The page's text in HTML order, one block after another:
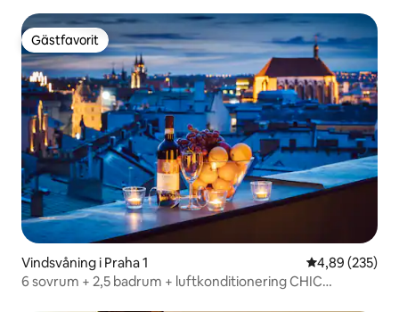
Gästfavorit
Gästfavorit
Vindsvåning i Praha 1 4,89 av 5 i
4,89 (235)
6 sovrum + 2,5 badrum + luftkonditionering CHIC